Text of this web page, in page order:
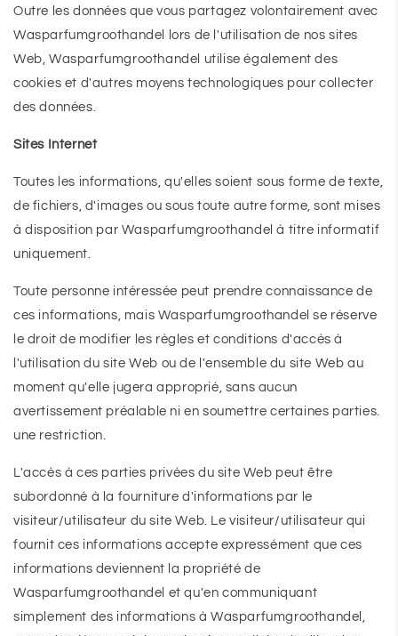
Outre les données que vous partagez volontairement avec
Wasparfumgroothandel lors de l'utilisation de nos sites
Web, Wasparfumgroothandel utilise également des
cookies et d'autres moyens technologiques pour collecter
des données.
Sites Internet
Toutes les informations, qu'elles soient sous forme de texte,
de fichiers, d'images ou sous toute autre forme, sont mises
à disposition par Wasparfumgroothandel à titre informatif
uniquement.
Toute personne intéressée peut prendre connaissance de
ces informations, mais Wasparfumgroothandel se réserve
le droit de modifier les règles et conditions d'accès à
l'utilisation du site Web ou de l'ensemble du site Web au
moment qu'elle jugera approprié, sans aucun
avertissement préalable ni en soumettre certaines parties.
une restriction.
L'accès à ces parties privées du site Web peut être
subordonné à la fourniture d'informations par le
visiteur/utilisateur du site Web. Le visiteur/utilisateur qui
fournit ces informations accepte expressément que ces
informations deviennent la propriété de
Wasparfumgroothandel et qu'en communiquant
simplement des informations à Wasparfumgroothandel,